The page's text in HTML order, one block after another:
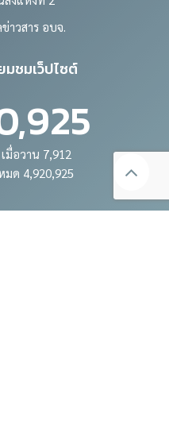
าวสาร อบจ.
มชมเว็ปไซต์
มื่อวาน 7,912
ด 4,920,925